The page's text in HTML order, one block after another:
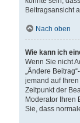
Beitragsansicht
Nach oben
Wie kann ich
Wenn Sie nicht
„Ändere
jemand auf
Zeitpunkt der
Moderator Ihren
Sie, dass